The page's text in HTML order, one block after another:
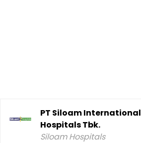
PT Siloam International
Hospitals Tbk.
Siloam Hospitals